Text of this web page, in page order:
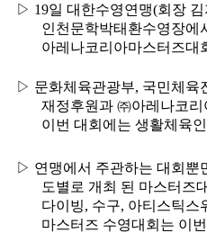
▷ 19일 대한수영연맹(회장 김
인천문학박태환수영장에
아레나코리아마스터즈대
▷ 문화체육관광부, 국민체육
재정후원과㈜아레나코
이번 대회에는 생활체육인
▷ 연맹에서 주관하는 대회뿐
도별로 개최 된 마스터즈
다이빙, 수구, 아티스틱스
마스터즈 수영대회는 이